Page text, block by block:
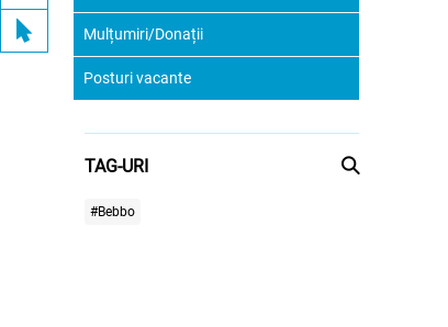
Mulțumiri/Donații
Posturi vacante
TAG-URI
#Bebbo